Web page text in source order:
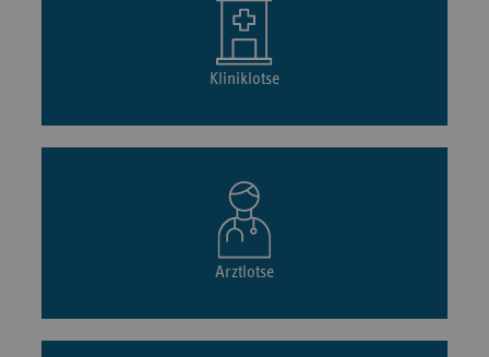
Kliniklotse
Arztlotse